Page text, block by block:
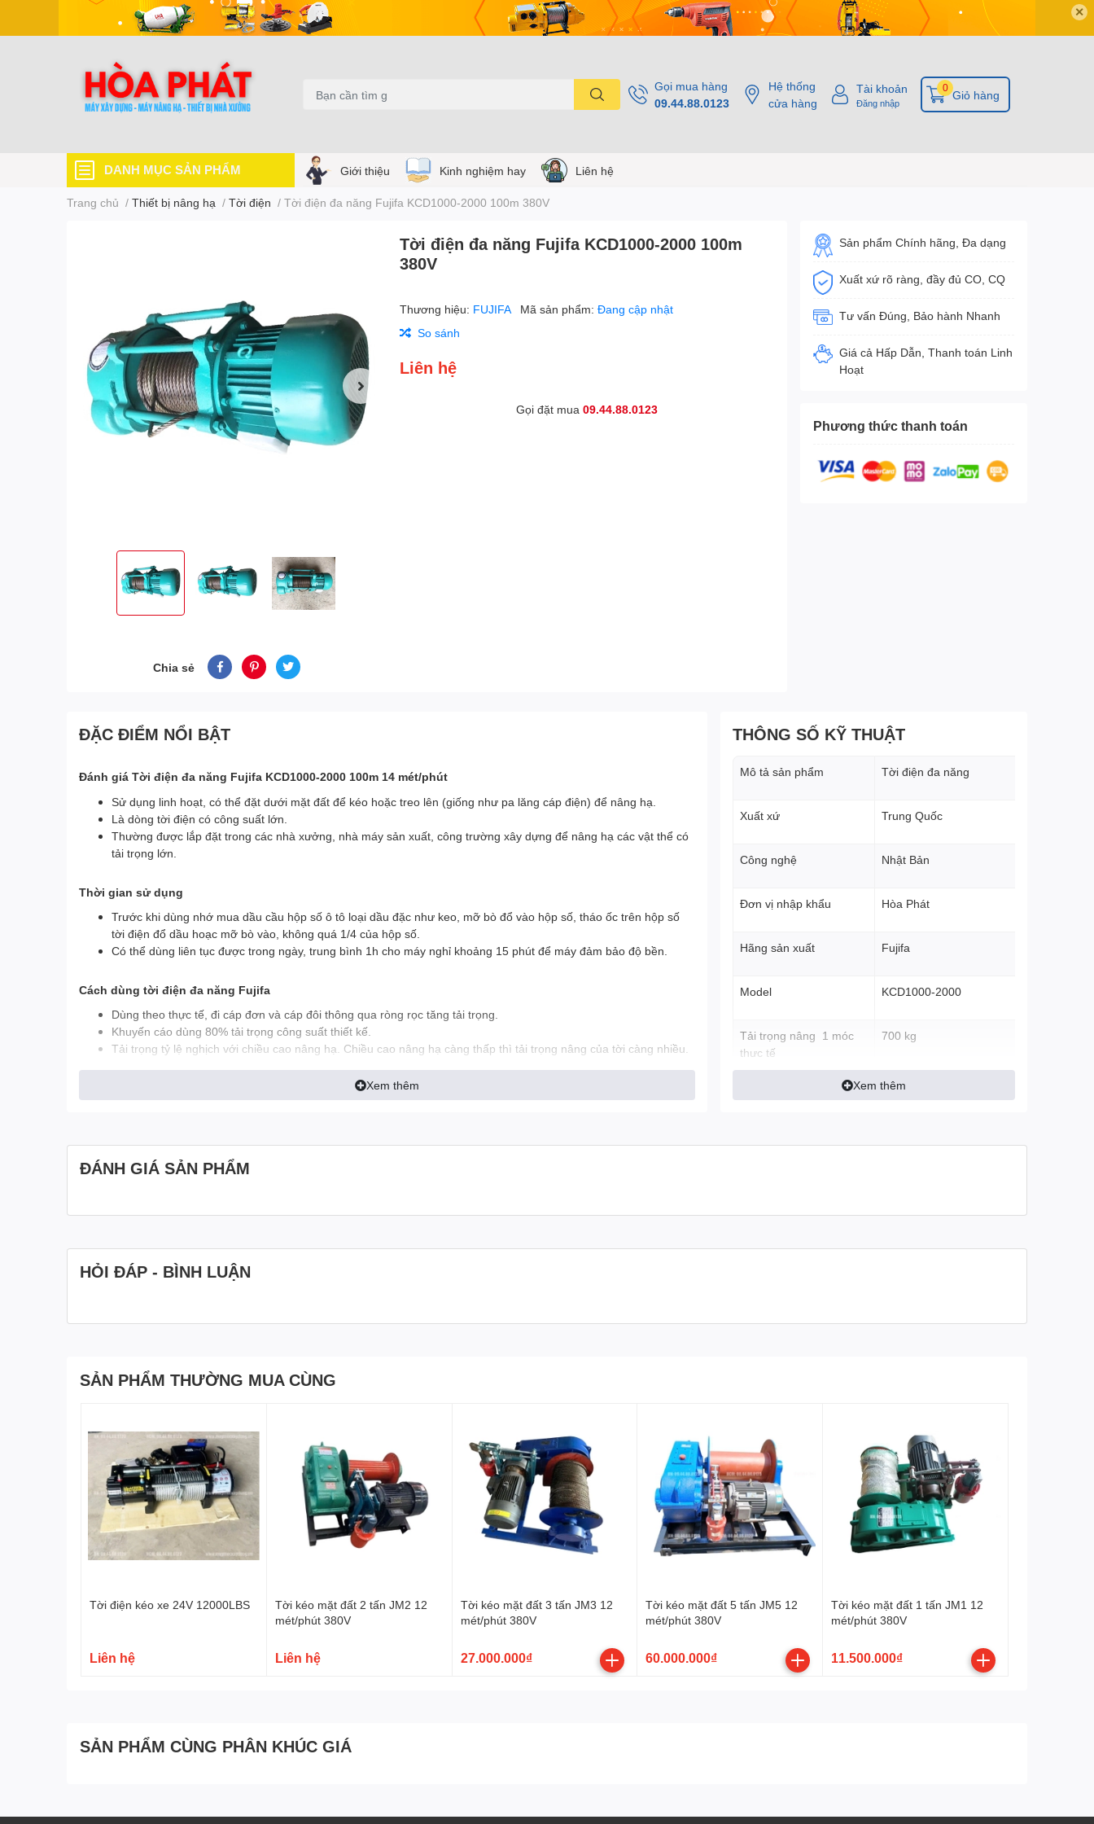
✕
Gọi mua hàng
09.44.88.0123
Hệ thống
cửa hàng
Tài khoản
Đăng nhập
Giỏ hàng
0
DANH MỤC SẢN PHẨM Giới thiệu Kinh nghiệm hay Liên hệ
Trang chủ / Thiết bị nâng hạ / Tời điện / Tời điện đa năng Fujifa KCD1000-2000 100m 380V
Chia sẻ
Tời điện đa năng Fujifa KCD1000-2000 100m
380V
Thương hiệu: FUJIFA Mã sản phẩm:Đang cập nhật
So sánh
Liên hệ
Gọi đặt mua09.44.88.0123
Sản phẩm Chính hãng, Đa dạng
Xuất xứ rõ ràng, đầy đủ CO, CQ
Tư vấn Đúng, Bảo hành Nhanh
Giá cả Hấp Dẫn, Thanh toán Linh
Hoạt
Phương thức thanh toán
ĐẶC ĐIỂM NỔI BẬT
Đánh giá Tời điện đa năng Fujifa KCD1000-2000 100m 14 mét/phút
Sử dụng linh hoạt, có thể đặt dưới mặt đất để kéo hoặc treo lên (giống như pa lăng cáp điện) để nâng hạ.
Là dòng tời điện có công suất lớn.
Thường được lắp đặt trong các nhà xưởng, nhà máy sản xuất, công trường xây dựng để nâng hạ các vật thể có
tải trọng lớn.
Thời gian sử dụng
Trước khi dùng nhớ mua dầu cầu hộp số ô tô loại dầu đặc như keo, mỡ bò đổ vào hộp số, tháo ốc trên hộp số
tời điện đổ dầu hoạc mỡ bò vào, không quá 1/4 của hộp số.
Có thể dùng liên tục được trong ngày, trung bình 1h cho máy nghỉ khoảng 15 phút để máy đảm bảo độ bền.
Cách dùng tời điện đa năng Fujifa
Dùng theo thực tế, đi cáp đơn và cáp đôi thông qua ròng rọc tăng tải trọng.
Khuyến cáo dùng 80% tải trọng công suất thiết kế.
Tải trọng tỷ lệ nghịch với chiều cao nâng hạ. Chiều cao nâng hạ càng thấp thì tải trọng nâng của tời càng nhiều.
Ví dụ: Tời KCD 300/600 - 30m: Cáp đơn 300kg x 80%= 240kg, Cáp đôi thông qua ròng rọc 600kg x 80%= 480kg.
Xem thêm
THÔNG SỐ KỸ THUẬT
Mô tả sản phẩm Tời điện đa năng
Xuất xứ Trung Quốc
Công nghệ Nhật Bản
Đơn vị nhập khẩu Hòa Phát
Hãng sản xuất Fujifa
Model KCD1000-2000
Tải trọng nâng 1 móc
thực tế
700 kg
Công suất 4.5 KW
Xem thêm
ĐÁNH GIÁ SẢN PHẨM
HỎI ĐÁP - BÌNH LUẬN
SẢN PHẨM THƯỜNG MUA CÙNG
Tời điện kéo xe 24V 12000LBS
Liên hệ
Tời kéo mặt đất 2 tấn JM2 12
mét/phút 380V
Liên hệ
Tời kéo mặt đất 3 tấn JM3 12
mét/phút 380V
27.000.000₫
Tời kéo mặt đất 5 tấn JM5 12
mét/phút 380V
60.000.000₫
Tời kéo mặt đất 1 tấn JM1 12
mét/phút 380V
11.500.000₫
SẢN PHẨM CÙNG PHÂN KHÚC GIÁ